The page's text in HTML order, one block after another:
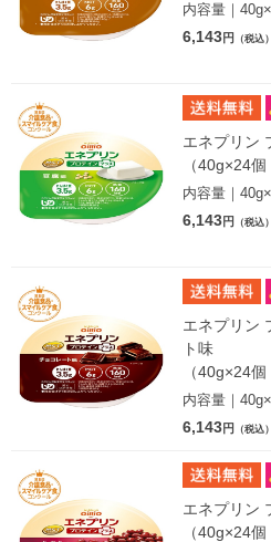
内容量｜
6,143円 （税込）
エネプリン
（40g×24
内容量｜
6,143円 （税込）
エネプリン
ト味
（40g×24
内容量｜
6,143円 （税込）
エネプリン
（40g×24